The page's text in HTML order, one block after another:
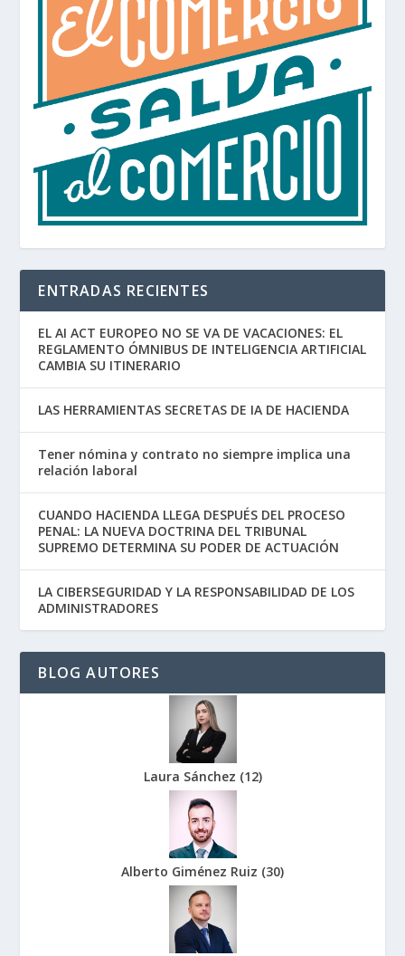
ENTRADAS RECIENTES
EL AI ACT EUROPEO NO SE VA DE VACACIONES: EL
REGLAMENTO ÓMNIBUS DE INTELIGENCIA ARTIFICIAL
CAMBIA SU ITINERARIO
LAS HERRAMIENTAS SECRETAS DE IA DE HACIENDA
Tener nómina y contrato no siempre implica una
relación laboral
CUANDO HACIENDA LLEGA DESPUÉS DEL PROCESO
PENAL: LA NUEVA DOCTRINA DEL TRIBUNAL
SUPREMO DETERMINA SU PODER DE ACTUACIÓN
LA CIBERSEGURIDAD Y LA RESPONSABILIDAD DE LOS
ADMINISTRADORES
BLOG AUTORES
Laura Sánchez (12)
Alberto Giménez Ruiz (30)